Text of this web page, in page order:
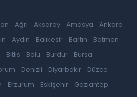
Ağrı Aksaray Amasya
Ankara
Aydın Balıkesir Bartın
Batman
Bitlis Bolu Burdur
Bursa
Denizli Diyarbakır
Düzce
Erzurum Eskişehir
Gaziantep